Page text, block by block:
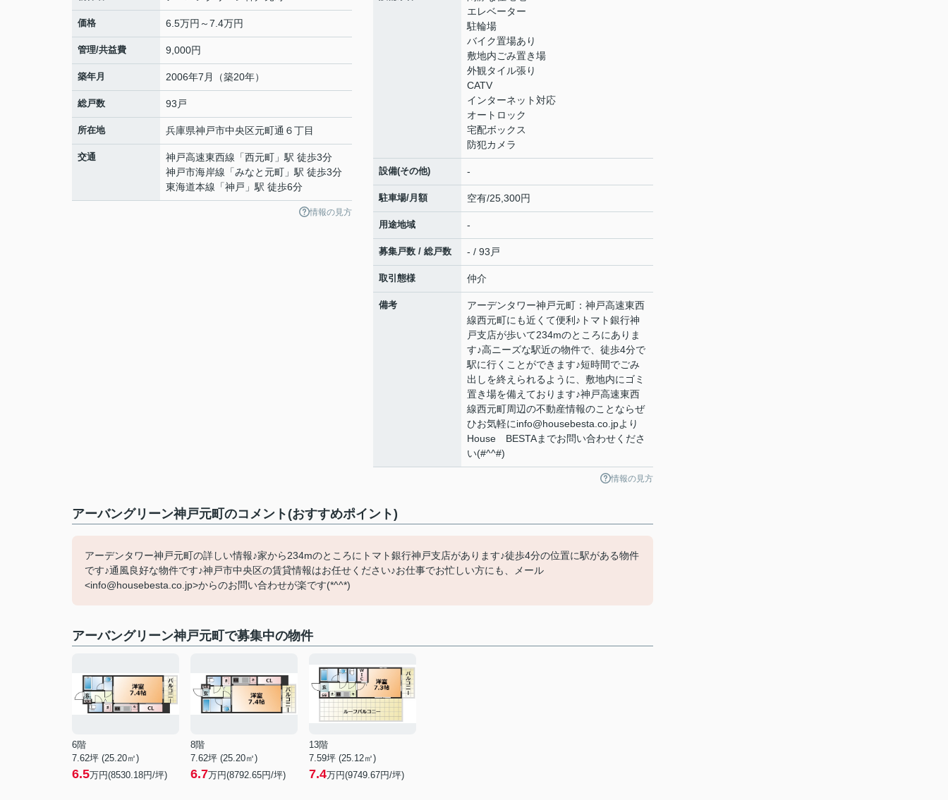
価格 6.5万円～7.4万円
管理/共益費 9,000円
築年月 2006年7月（築20年）
総戸数 93戸
所在地 兵庫県神戸市中央区元町通 ６丁目
交通 神戸高速東西線 「西元町 」駅 徒歩3分
神戸市海岸線 「みなと元町 」駅 徒歩3分
東海道本線 「神戸 」駅 徒歩6分
情報の見方
エレベーター
駐輪場
バイク置場あり
敷地内ごみ置き場
外観タイル張り
CATV
インターネット対応
オートロック
宅配ボックス
防犯カメラ
設備(その他) -
駐車場/月額 空有/25,300円
用途地域 -
募集戸数 / 総戸数 - / 93戸
取引態様 仲介
備考
アーデンタワー神戸元町：神戸高速東西
線西元町にも近くて便利♪トマト銀行神
戸支店が歩いて234mのところにありま
す♪高ニーズな駅近の物件で、徒歩4分で
駅に行くことができます♪短時間でごみ
出しを終えられるように、敷地内にゴミ
置き場を備えております♪神戸高速東西
線西元町周辺の不動産情報のことならぜ
ひお気軽にinfo@housebesta.co.jpより
House BESTAまでお問い合わせくださ
い(#^^#)
情報の見方
アーバングリーン神戸元町のコメント(おすすめポイント)
アーデンタワー神戸元町の詳しい情報♪家から234mのところにトマト銀行神戸支店があります♪徒歩4分の位置に駅がある物件
です♪通風良好な物件です♪神戸市中央区の賃貸情報はお任せください♪お仕事でお忙しい方にも、メール
<info@housebesta.co.jp>からのお問い合わせが楽です(*^^*)
アーバングリーン神戸元町で募集中の物件
6階
7.62坪 (25.20㎡)
6.5万円(8530.18円/坪)
8階
7.62坪 (25.20㎡)
6.7万円(8792.65円/坪)
13階
7.59坪 (25.12㎡)
7.4万円(9749.67円/坪)